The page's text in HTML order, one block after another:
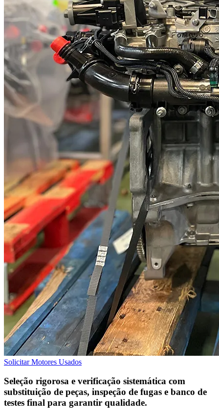
Solicitar Motores Usados
Seleção rigorosa e verificação sistemática com
substituição de peças, inspeção de fugas e banco de
testes final para garantir qualidade.